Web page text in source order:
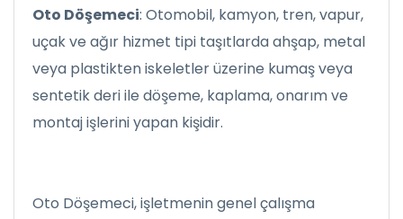
Oto Döşemeci: Otomobil, kamyon, tren, vapur,
uçak ve ağır hizmet tipi taşıtlarda ahşap, metal
veya plastikten iskeletler üzerine kumaş veya
sentetik deri ile döşeme, kaplama, onarım ve
montaj işlerini yapan kişidir.
Oto Döşemeci, işletmenin genel çalışma